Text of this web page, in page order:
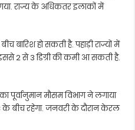
राज्य के अधिकतर इलाकों में
बारिश हो सकती है. पहाड़ी राज्यों में
2 से 3 डिग्री की कमी आ सकती है.
पूर्वानुमान मौसम विभाग ने लगाया
बीच रहेगा. जनवरी के दौरान केरल